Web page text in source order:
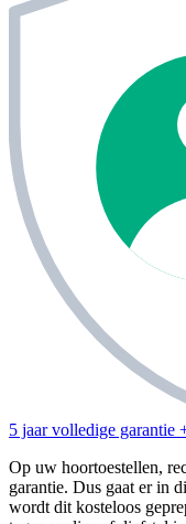
5 jaar volledige garantie
Op uw hoortoestellen,
garantie. Dus gaat er in
wordt dit kosteloos